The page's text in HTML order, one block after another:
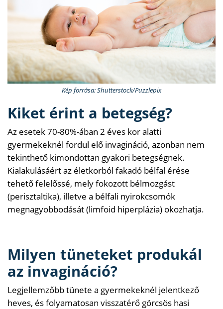
Kép forrása: Shutterstock/Puzzlepix
Kiket érint a betegség?
Az esetek 70-80%-ában 2 éves kor alatti
gyermekeknél fordul elő invagináció, azonban nem
tekinthető kimondottan gyakori betegségnek.
Kialakulásáért az életkorból fakadó bélfal érése
tehető felelőssé, mely fokozott bélmozgást
(perisztaltika), illetve a bélfali nyirokcsomók
megnagyobbodását(limfoid hiperplázia) okozhatja.
Milyen tüneteket produkál
az invagináció?
Legjellemzőbb tünete a gyermekeknél jelentkező
heves, és folyamatosan visszatérő görcsös hasi